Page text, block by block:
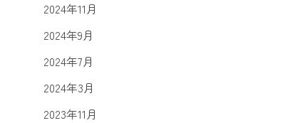
2024年11月
2024年9月
2024年7月
2024年3月
2023年11月